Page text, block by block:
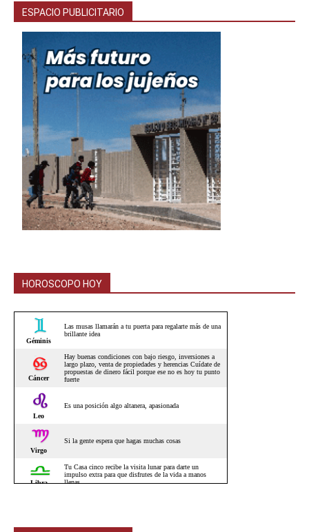
ESPACIO PUBLICITARIO
HOROSCOPO HOY